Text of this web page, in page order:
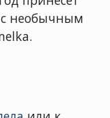
необычным